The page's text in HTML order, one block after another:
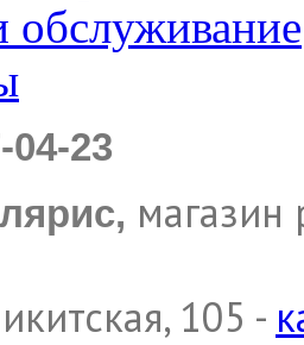
обслуживание
04-23
магазин
105 -